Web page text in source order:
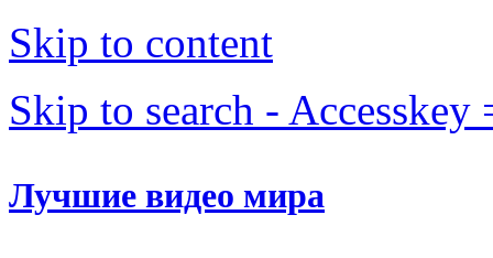
Skip to content
Skip to search - Accesskey
Лучшие видео мира